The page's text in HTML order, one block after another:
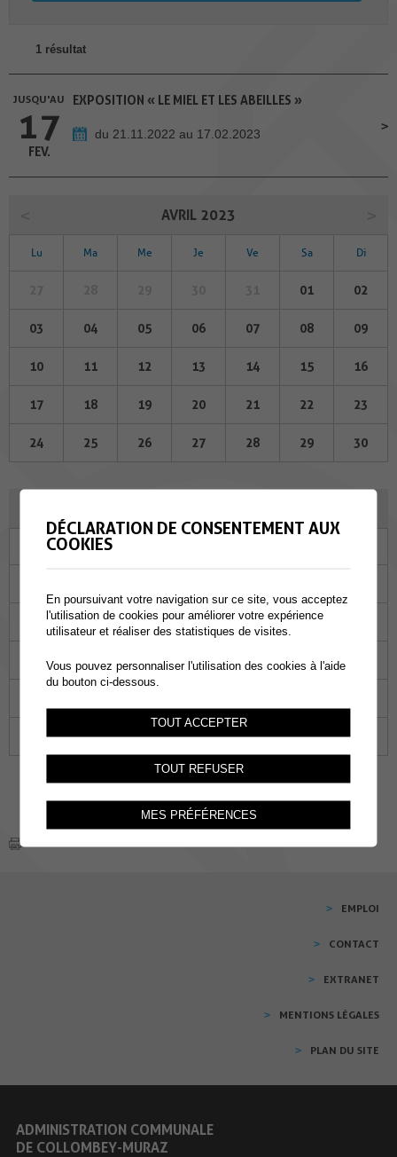
1 résultat
JUSQU'AU
17
FEV.
EXPOSITION « LE MIEL ET LES ABEILLES »
du 21.11.2022 au 17.02.2023
AVRIL 2023
Lu Ma Me Je Ve Sa Di
01 02
03 04 05 06 07 08 09
10 11 12 13 14 15 16
17 18 19 20 21 22 23
24 25 26 27 28 29 30
Ma
09 10 11 12 13
18 19 20
30 31 01 02 03
EMPLOI
CONTACT
EXTRANET
MENTIONS LÉGALES
PLAN DU SITE
ADMINISTRATION COMMUNALE
DE COLLOMBEY-MURAZ
DÉCLARATION DE CONSENTEMENT AUX
COOKIES
En poursuivant votre navigation sur ce site, vous acceptez
l'utilisation de cookies pour améliorer votre expérience
utilisateur et réaliser des statistiques de visites.
Vous pouvez personnaliser l'utilisation des cookies à l'aide
du bouton ci-dessous.
TOUT ACCEPTER
TOUT REFUSER
MES PRÉFÉRENCES